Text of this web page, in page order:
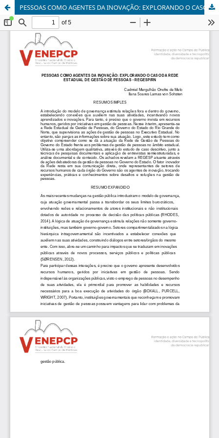
PESSOAS COMO AGENTES DA INOVAÇÃO: EXPLORANDO O CASO DA REDE ESTADUAL DE GESTÃO DE PESSOAS - REGESP/RN